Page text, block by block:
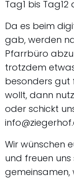
Tag1 bis Tag12
Da es beim
gab, werden
Pfarrbüro
trotzdem
besonders gut
wollt, dann
oder schickt
Wir wünschen
und freuen
gemeinsamen,